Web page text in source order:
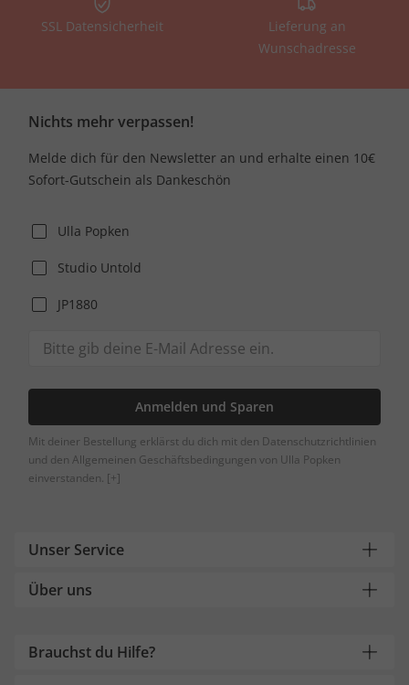
SSL Datensicherheit
Lieferung an
Wunschadresse
Nichts mehr verpassen!
Melde dich für den Newsletter an und erhalte einen 10€
Sofort-Gutschein als Dankeschön
Ulla Popken
Studio Untold
JP1880
Anmelden und Sparen
Mit deiner Bestellung erklärst du dich mit den Datenschutzrichtlinien
und den Allgemeinen Geschäftsbedingungen von Ulla Popken
einverstanden. [+]
Unser Service
Über uns
Brauchst du Hilfe?